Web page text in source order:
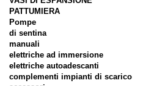
PATTUMIERA
Pompe
di sentina
manuali
elettriche ad immersione
elettriche autoadescanti
complementi impianti di scarico